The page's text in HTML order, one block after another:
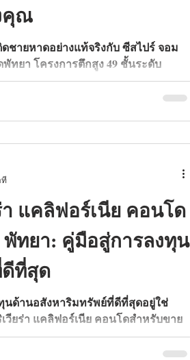
คุณ
ชายหาดอย่างแท้จริงกับ ซีสไปร์ จอม
ทยา โครงการตึกสูง 49 ชั้นระดับ
ค้นพบสิ่งอำนวยความสะดวกสไตล์
กสุดเอ็กซ์คลูซีฟ และเหตุผลที่นี่คือที่สุด
า แคลิฟอร์เนีย คอนโด
ทยา: คู่มือสู่การลงทุน
ที่สุด
นด้านอสังหาริมทรัพย์ที่ดีที่สุดอยู่ใช่
เวียร่า แคลิฟอร์เนีย คอนโดสำหรับขาย
ความสะดวกเหนือระดับ รูปแบบห้อง
เหตุผลที่คอนโดตึกสูง 33 ชั้นวิวทะเล